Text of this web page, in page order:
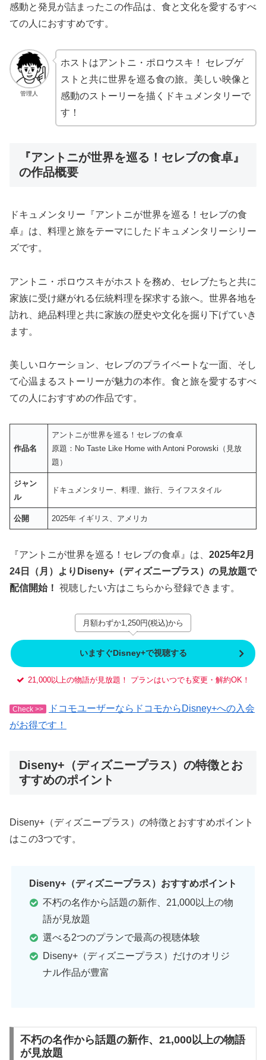
感動と発見が詰まったこの作品は、食と文化を愛するすべ
ての人におすすめです。
管理人
ホストはアントニ・ポロウスキ！ セレブゲ
ストと共に世界を巡る食の旅。美しい映像と
感動のストーリーを描くドキュメンタリーで
す！
『アントニが世界を巡る！セレブの食卓』
の作品概要
ドキュメンタリー『アントニが世界を巡る！セレブの食
卓』は、料理と旅をテーマにしたドキュメンタリーシリー
ズです。
アントニ・ポロウスキがホストを務め、セレブたちと共に
家族に受け継がれる伝統料理を探求する旅へ。世界各地を
訪れ、絶品料理と共に家族の歴史や文化を掘り下げていき
ます。
美しいロケーション、セレブのプライベートな一面、そし
て心温まるストーリーが魅力の本作。食と旅を愛するすべ
ての人におすすめの作品です。
作品名
アントニが世界を巡る！セレブの食卓
原題：No Taste Like Home with Antoni Porowski（見放
題）
ジャン
ル
ドキュメンタリー、料理、旅行、ライフスタイル
公開 2025年 イギリス、アメリカ
『アントニが世界を巡る！セレブの食卓』は、 2025年2月
24日（月）よりDiseny+（ディズニープラス）の見放題で
配信開始！ 視聴したい方はこちらから登録できます。
月額わずか1,250円(税込)から
いますぐDisney+で視聴する
21,000以上の物語が見放題！ プランはいつでも変更・解約OK！
Check >>
ドコモユーザーならドコモからDisney+への入会
がお得です！
Diseny+（ディズニープラス）の特徴とお
すすめのポイント
Diseny+（ディズニープラス）の特徴とおすすめポイント
はこの3つです。
Diseny+（ディズニープラス）おすすめポイント
不朽の名作から話題の新作、21,000以上の物
語が見放題
選べる2つのプランで最高の視聴体験
Diseny+（ディズニープラス）だけのオリジ
ナル作品が豊富
不朽の名作から話題の新作、21,000以上の物語
が見放題